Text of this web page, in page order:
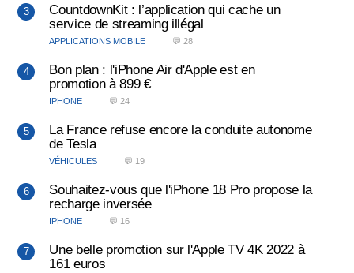
CountdownKit : l’application qui cache un
service de streaming illégal
APPLICATIONS MOBILE 💬 28
Bon plan : l'iPhone Air d'Apple est en
promotion à 899 €
IPHONE 💬 24
La France refuse encore la conduite autonome
de Tesla
VÉHICULES 💬 19
Souhaitez-vous que l'iPhone 18 Pro propose la
recharge inversée
IPHONE 💬 16
Une belle promotion sur l'Apple TV 4K 2022 à
161 euros